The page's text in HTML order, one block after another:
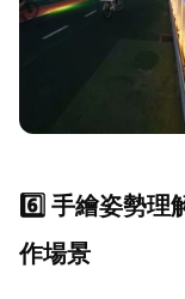
6️⃣ 手繪姿勢理
作場景